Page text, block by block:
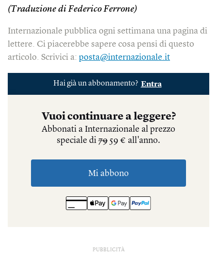
(Traduzione di Federico Ferrone)
Internazionale pubblica ogni settimana una pagina di
lettere. Ci piacerebbe sapere cosa pensi di questo
articolo. Scrivici a: posta@internazionale.it
PUBBLICITÀ